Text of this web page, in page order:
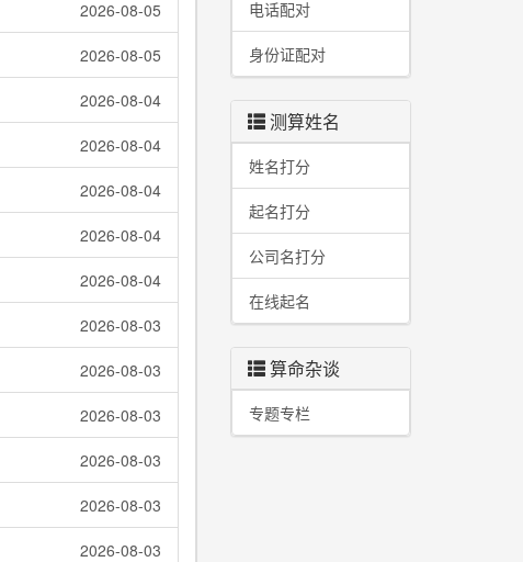
2026-08-05
2026-08-05
2026-08-04
2026-08-04
2026-08-04
2026-08-04
2026-08-04
2026-08-03
2026-08-03
2026-08-03
2026-08-03
2026-08-03
2026-08-03
电话配对
身份证配对
测算姓名
姓名打分
起名打分
公司名打分
在线起名
算命杂谈
专题专栏